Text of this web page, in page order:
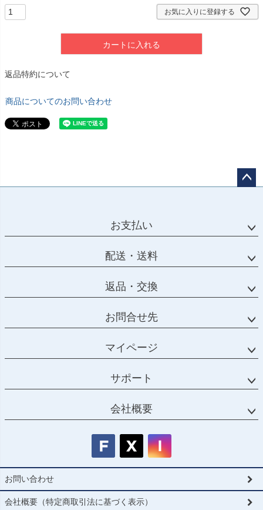
お気に入りに登録する
カートに入れる
返品特約について
商品についてのお問い合わせ
お支払い
配送・送料
返品・交換
お問合せ先
マイページ
サポート
会社概要
お問い合わせ
会社概要（特定商取引法に基づく表示）